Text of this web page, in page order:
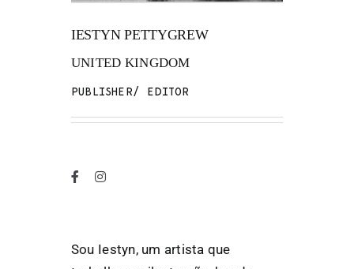
FANZINETECA.PTIESTYN PETTYGREW
UNITED KINGDOM
PUBLISHER/ EDITOR
Sou Iestyn, um artista que